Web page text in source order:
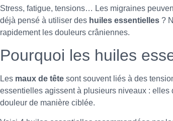
Stress, fatigue, tensions… Les migraines
déjà pensé à utiliser des huiles essentielles ?
rapidement les douleurs crâniennes.
Pourquoi les huiles
Les maux de tête sont souvent liés à des
essentielles agissent à plusieurs niveaux :
douleur de manière ciblée.